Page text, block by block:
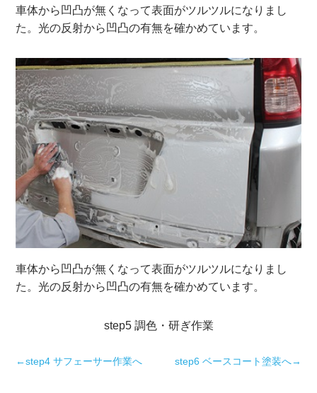
車体から凹凸が無くなって表面がツルツルになりまし
た。光の反射から凹凸の有無を確かめています。
車体から凹凸が無くなって表面がツルツルになりまし
た。光の反射から凹凸の有無を確かめています。
step5 調色・研ぎ作業
←step4 サフェーサー作業へ step6 ベースコート塗装へ→